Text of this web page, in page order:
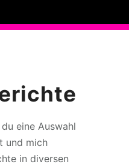
eine Auswahl
und mich
in diversen